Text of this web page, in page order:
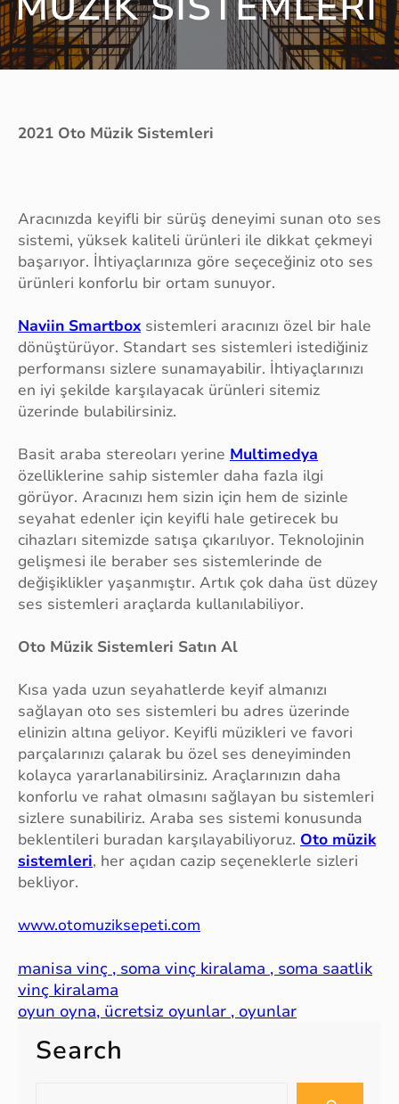
2021 Oto Müzik Sistemleri
Aracınızda keyifli bir sürüş deneyimi sunan oto ses
sistemi, yüksek kaliteli ürünleri ile dikkat çekmeyi
başarıyor. İhtiyaçlarınıza göre seçeceğiniz oto ses
ürünleri konforlu bir ortam sunuyor.
Naviin Smartbox sistemleri aracınızı özel bir hale
dönüştürüyor. Standart ses sistemleri istediğiniz
performansı sizlere sunamayabilir. İhtiyaçlarınızı
en iyi şekilde karşılayacak ürünleri sitemiz
üzerinde bulabilirsiniz.
Basit araba stereoları yerine Multimedya
özelliklerine sahip sistemler daha fazla ilgi
görüyor. Aracınızı hem sizin için hem de sizinle
seyahat edenler için keyifli hale getirecek bu
cihazları sitemizde satışa çıkarılıyor. Teknolojinin
gelişmesi ile beraber ses sistemlerinde de
değişiklikler yaşanmıştır. Artık çok daha üst düzey
ses sistemleri araçlarda kullanılabiliyor.
Oto Müzik Sistemleri Satın Al
Kısa yada uzun seyahatlerde keyif almanızı
sağlayan oto ses sistemleri bu adres üzerinde
elinizin altına geliyor. Keyifli müzikleri ve favori
parçalarınızı çalarak bu özel ses deneyiminden
kolayca yararlanabilirsiniz. Araçlarınızın daha
konforlu ve rahat olmasını sağlayan bu sistemleri
sizlere sunabiliriz. Araba ses sistemi konusunda
beklentileri buradan karşılayabiliyoruz. Oto müzik
sistemleri, her açıdan cazip seçeneklerle sizleri
bekliyor.
www.otomuziksepeti.com
manisa vinç , soma vinç kiralama , soma saatlik
vinç kiralama
oyun oyna, ücretsiz oyunlar , oyunlar
Search